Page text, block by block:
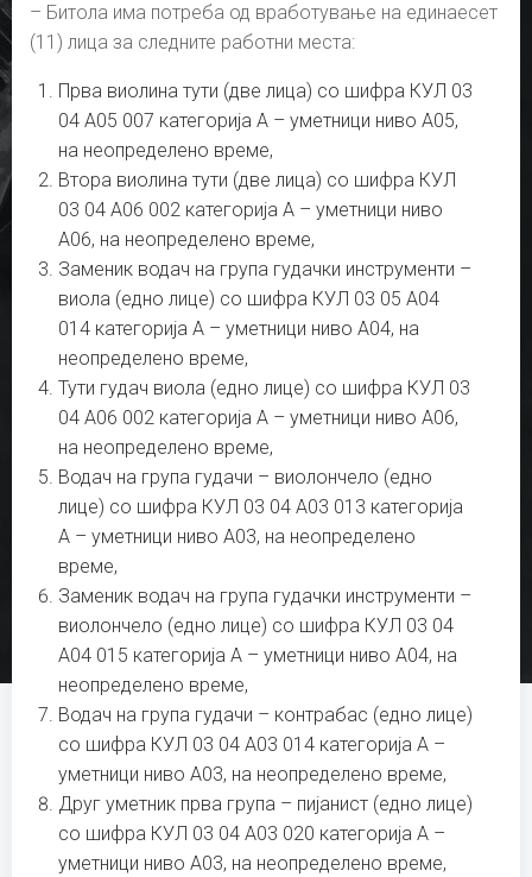
– Битола има потреба од вработување на единаесет
(11) лица за следните работни места:
Прва виолина тути (две лица) со шифра КУЛ 03
04 А05 007 категорија А – уметници ниво А05,
на неопределено време,
Втора виолина тути (две лица) со шифра КУЛ
03 04 А06 002 категорија А – уметници ниво
А06, на неопределено време,
Заменик водач на група гудачки инструменти –
виола (едно лице) со шифра КУЛ 03 05 А04
014 категорија А – уметници ниво А04, на
неопределено време,
Тути гудач виола (едно лице) со шифра КУЛ 03
04 А06 002 категорија А – уметници ниво А06,
на неопределено време,
Водач на група гудачи – виолончело (едно
лице) со шифра КУЛ 03 04 А03 013 категорија
А – уметници ниво А03, на неопределено
време,
Заменик водач на група гудачки инструменти –
виолончело (едно лице) со шифра КУЛ 03 04
А04 015 категорија А – уметници ниво А04, на
неопределено време,
Водач на група гудачи – контрабас (едно лице)
со шифра КУЛ 03 04 А03 014 категорија А –
уметници ниво А03, на неопределено време,
Друг уметник прва група – пијанист (едно лице)
со шифра КУЛ 03 04 А03 020 категорија А –
уметници ниво А03, на неопределено време,